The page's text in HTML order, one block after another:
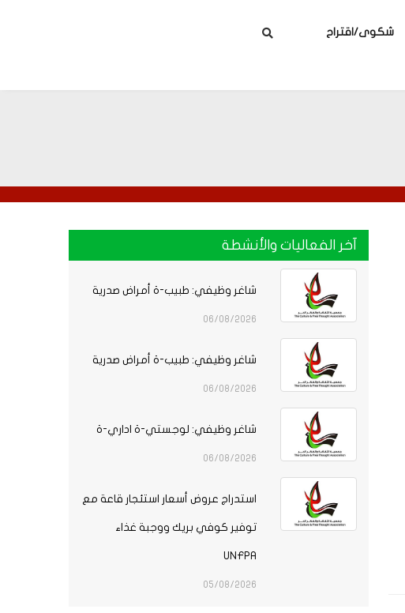
شكوى/اقتراح
آخر الفعاليات والأنشطة
شاغر وظيفي: طبيب-ة أمراض صدرية
06/08/2026
شاغر وظيفي: طبيب-ة أمراض صدرية
06/08/2026
شاغر وظيفي: لوجستي-ة اداري-ة
06/08/2026
استدراج عروض أسعار استئجار قاعة مع
توفير كوفي بريك ووجبة غذاء
UNFPA
05/08/2026